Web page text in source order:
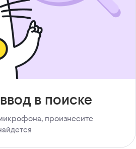
в поиске
произнесите